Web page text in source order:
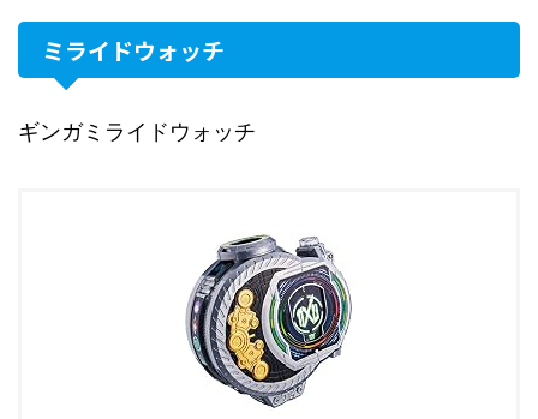
ミライドウォッチ
ギンガミライドウォッチ